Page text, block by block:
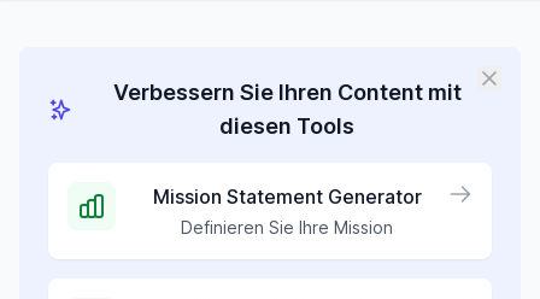
Verbessern Sie Ihren Content mit
diesen Tools
Mission Statement Generator
Definieren Sie Ihre Mission